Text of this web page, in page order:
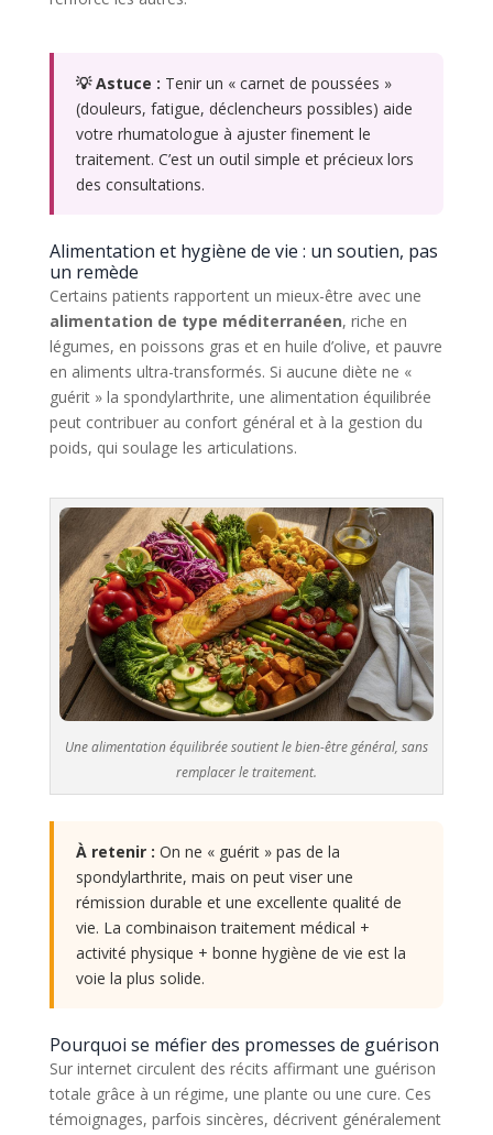
💡 Astuce : Tenir un « carnet de poussées »
(douleurs, fatigue, déclencheurs possibles) aide
votre rhumatologue à ajuster finement le
traitement. C’est un outil simple et précieux lors
des consultations.
Alimentation et hygiène de vie : un soutien, pas
un remède
Certains patients rapportent un mieux-être avec une
alimentation de type méditerranéen, riche en
légumes, en poissons gras et en huile d’olive, et pauvre
en aliments ultra-transformés. Si aucune diète ne «
guérit » la spondylarthrite, une alimentation équilibrée
peut contribuer au confort général et à la gestion du
poids, qui soulage les articulations.
Une alimentation équilibrée soutient le bien-être général, sans
remplacer le traitement.
À retenir : On ne « guérit » pas de la
spondylarthrite, mais on peut viser une
rémission durable et une excellente qualité de
vie. La combinaison traitement médical +
activité physique + bonne hygiène de vie est la
voie la plus solide.
Pourquoi se méfier des promesses de guérison
Sur internet circulent des récits affirmant une guérison
totale grâce à un régime, une plante ou une cure. Ces
témoignages, parfois sincères, décrivent généralement